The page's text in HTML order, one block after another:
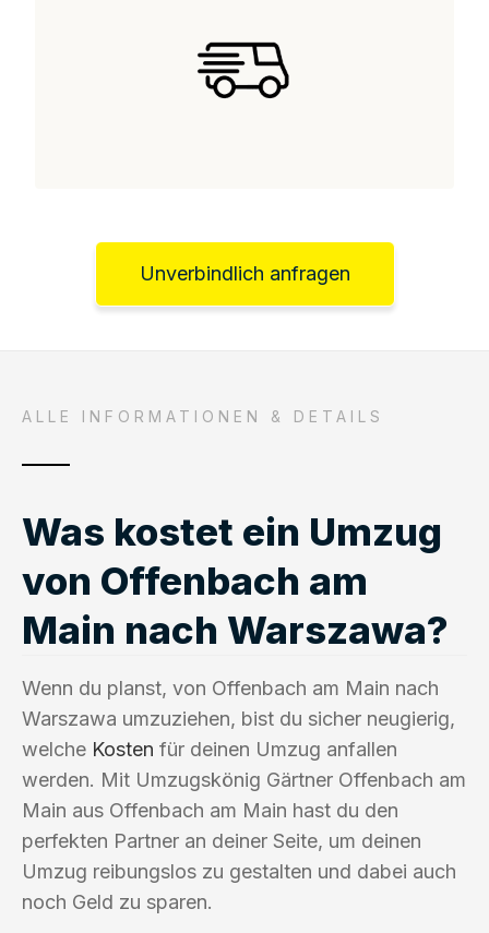
Unverbindlich anfragen
ALLE INFORMATIONEN & DETAILS
Was kostet ein Umzug
von Offenbach am
Main nach Warszawa?
Wenn du planst, von Offenbach am Main nach
Warszawa umzuziehen, bist du sicher neugierig,
welche Kosten für deinen Umzug anfallen
werden. Mit Umzugskönig Gärtner Offenbach am
Main aus Offenbach am Main hast du den
perfekten Partner an deiner Seite, um deinen
Umzug reibungslos zu gestalten und dabei auch
noch Geld zu sparen.